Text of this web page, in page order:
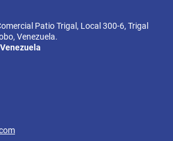
Patio Trigal, Local 300-6, Trigal
Venezuela.